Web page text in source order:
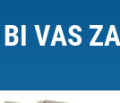
BI VAS